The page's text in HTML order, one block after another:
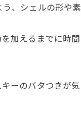
、シェルの形や素
加えるまでに時
ーのバタつきが